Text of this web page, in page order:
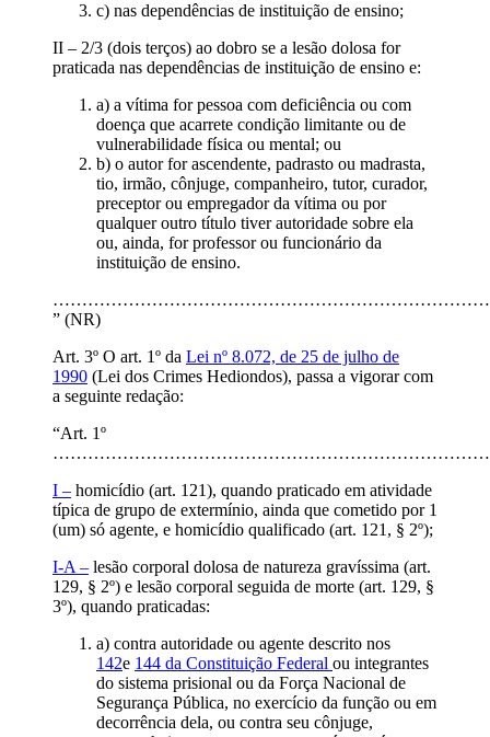
c) nas dependências de instituição de ensino;
II – 2/3 (dois terços) ao dobro se a lesão dolosa for
praticada nas dependências de instituição de ensino e:
a) a vítima for pessoa com deficiência ou com
doença que acarrete condição limitante ou de
vulnerabilidade física ou mental; ou
b) o autor for ascendente, padrasto ou madrasta,
tio, irmão, cônjuge, companheiro, tutor, curador,
preceptor ou empregador da vítima ou por
qualquer outro título tiver autoridade sobre ela
ou, ainda, for professor ou funcionário da
instituição de ensino.
” (NR)
Art. 3º O art. 1º da Lei nº 8.072, de 25 de julho de
1990 (Lei dos Crimes Hediondos), passa a vigorar com
a seguinte redação:
“Art. 1º
I – homicídio (art. 121), quando praticado em atividade
típica de grupo de extermínio, ainda que cometido por 1
(um) só agente, e homicídio qualificado (art. 121, § 2º);
I-A – lesão corporal dolosa de natureza gravíssima (art.
129, § 2º) e lesão corporal seguida de morte (art. 129, §
3º), quando praticadas:
a) contra autoridade ou agente descrito nos
142e 144 da Constituição Federal ou integrantes
do sistema prisional ou da Força Nacional de
Segurança Pública, no exercício da função ou em
decorrência dela, ou contra seu cônjuge,